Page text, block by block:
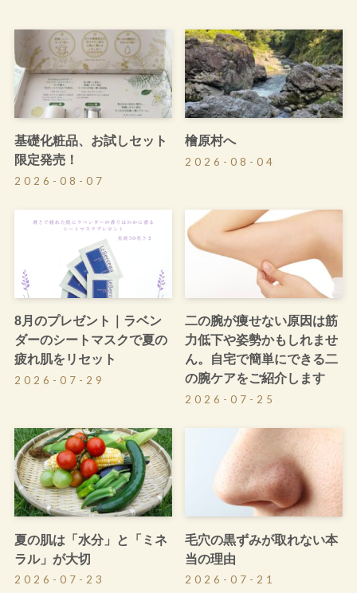
基礎化粧品、お試しセット
限定発売！
2026-08-07
檜原村へ
2026-08-04
8月のプレゼント｜ラベン
ダーのシートマスクで夏の
疲れ肌をリセット
2026-07-29
二の腕が痩せない原因は筋
力低下や姿勢かもしれませ
ん。自宅で簡単にできる二
の腕ケアをご紹介します
2026-07-25
夏の肌は「水分」と「ミネ
ラル」が大切
2026-07-23
毛穴の黒ずみが取れない本
当の理由
2026-07-21